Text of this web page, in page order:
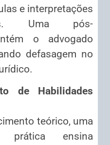
e interpretações
Uma pós-
o advogado
defasagem no
de Habilidades
teórico, uma
prática ensina